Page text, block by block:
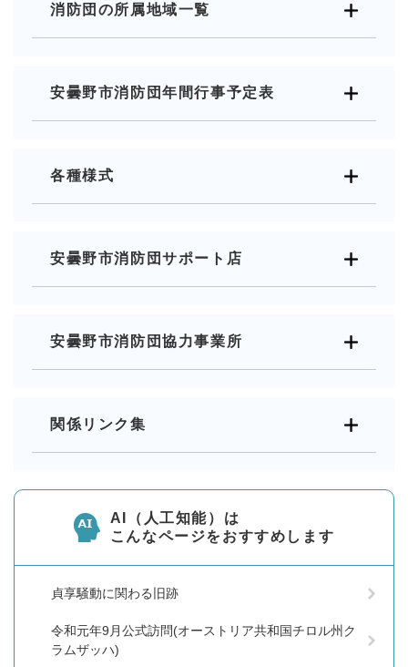
消防団の所属地域一覧
安曇野市消防団年間行事予定表
各種様式
安曇野市消防団サポート店
安曇野市消防団協力事業所
関係リンク集
AI（人工知能）は
こんなページをおすすめします
貞享騒動に関わる旧跡
令和元年9月公式訪問(オーストリア共和国チロル州ク
ラムザッハ)